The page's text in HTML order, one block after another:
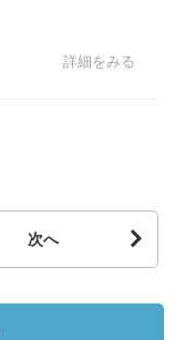
詳細をみる
次へ